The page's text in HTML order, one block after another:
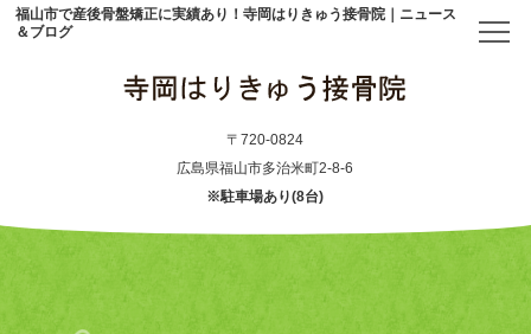
福山市で産後骨盤矯正に実績あり！寺岡はりきゅう接骨院｜ニュース
＆ブログ
〒720-0824
広島県福山市多治米町2-8-6
※駐車場あり(8台)
初めての方へ